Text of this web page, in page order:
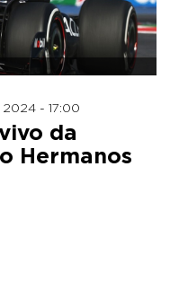
- 17:00
da
Hermanos